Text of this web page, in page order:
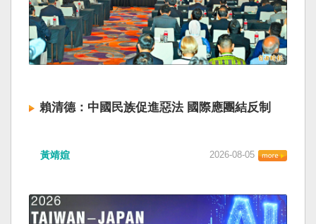
賴清德：中國民族促進惡法 國際應團結反制
黃靖媗 2026-08-05